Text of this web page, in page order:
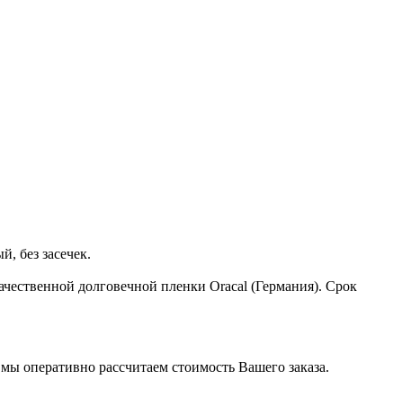
без засечек.
долговечной пленки Oracal (Германия). Срок
оперативно рассчитаем стоимость Вашего заказа.